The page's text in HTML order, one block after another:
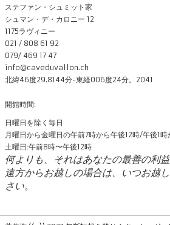
ステファン・シュミット家
シュマン・デ・カロニー 12
1175ラヴィニー
021 / 808 61 92
079/ 469 17 47
info@caveduvallon.ch
北緯46度29.8144分-東経006度24分。2041
開館時間:
日曜日を除く毎日
月曜日から金曜日の午前7時から午後12時/午後1
土曜日:午前8時〜午後12時
何よりも、それはあなたの最善の利
遠方からお越しの場合は、いつお越
さい。